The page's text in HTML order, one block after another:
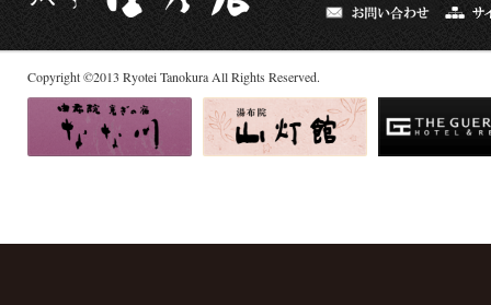
Copyright©2013 Ryotei Tanokura All Rights Reserved.